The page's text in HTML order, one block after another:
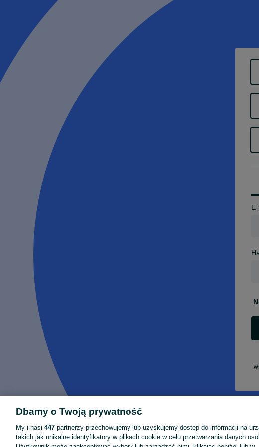
Dbamy o Twoją prywatność
My i nasi 447 partnerzy przechowujemy lub uzyskujemy dostęp do informacji na
takich jak unikalne identyfikatory w plikach cookie w celu przetwarzania danych